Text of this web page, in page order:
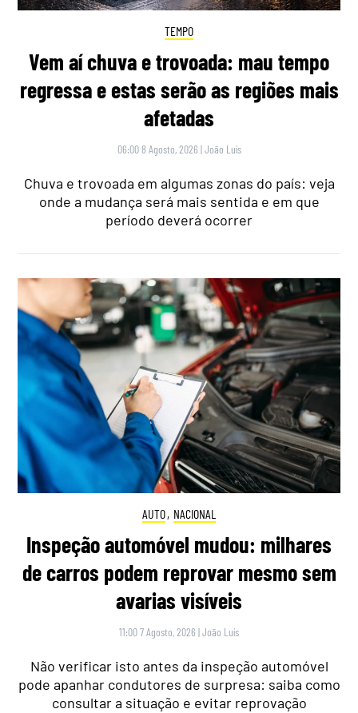
TEMPO
Vem aí chuva e trovoada: mau tempo
regressa e estas serão as regiões mais
afetadas
06:00 8 Agosto, 2026 |João Luís
Chuva e trovoada em algumas zonas do país: veja
onde a mudança será mais sentida e em que
período deverá ocorrer
AUTO, NACIONAL
Inspeção automóvel mudou: milhares
de carros podem reprovar mesmo sem
avarias visíveis
11:00 7 Agosto, 2026 |João Luís
Não verificar isto antes da inspeção automóvel
pode apanhar condutores de surpresa: saiba como
consultar a situação e evitar reprovação